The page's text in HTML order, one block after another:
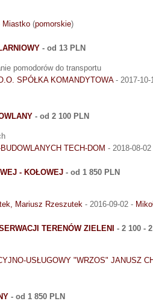
Miastko (pomorskie)
- od 13 PLN
pomodorów do transportu
SPÓŁKA KOMANDYTOWA- 2017-
- od 2 100 PLN
TECH-DOM - 2018-08-
- KOŁOWEJ - od 1 850 PLN
Mariusz Rzeszutek - 2016-09-02 -
TERENÓW ZIELENI - 2 100 -
USŁUGOWY "WRZOS" JANUSZ
- od 1 850 PLN